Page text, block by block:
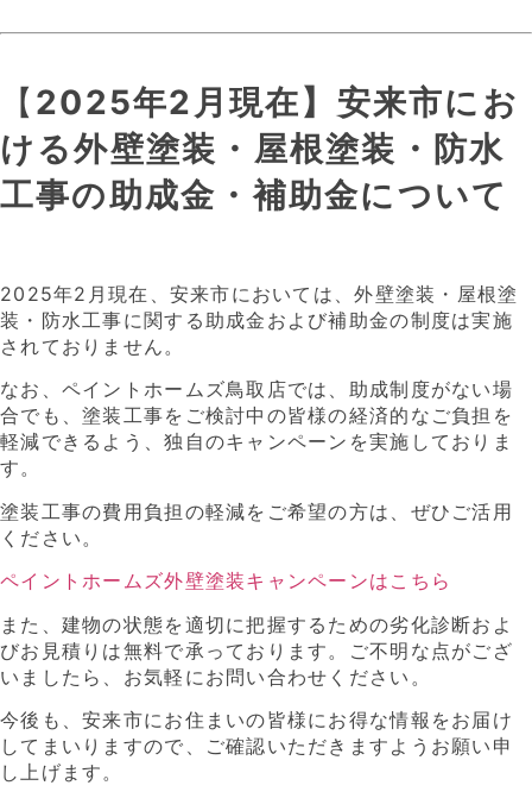
【 2025年2月現在】安来市にお
ける外壁塗装・屋根塗装・防水
工事の助成金・補助金について
2025年2月現在、安来市においては、外壁塗装・屋根塗
装・防水工事に関する助成金および補助金の制度は実施
されておりません。
なお、ペイントホームズ鳥取店では、助成制度がない場
合でも、塗装工事をご検討中の皆様の経済的なご負担を
軽減できるよう、独自のキャンペーンを実施しておりま
す。
塗装工事の費用負担の軽減をご希望の方は、ぜひご活用
ください。
ペイントホームズ外壁塗装キャンペーンはこちら
また、建物の状態を適切に把握するための劣化診断およ
びお見積りは無料で承っております。ご不明な点がござ
いましたら、お気軽にお問い合わせください。
今後も、安来市にお住まいの皆様にお得な情報をお届け
してまいりますので、ご確認いただきますようお願い申
し上げます。